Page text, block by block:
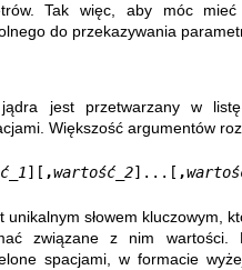
Tak więc, aby móc
do przekazywania
jest przetwarzany w listę
Większość argumentów
][ ,wartość_2]...[ ,
unikalnym słowem kluczowym,
związane z nim wartości.
spacjami, w formacie